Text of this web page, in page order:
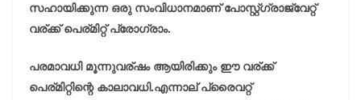
സഹായിക്കുന്ന ഒരു സംവിധാനമാണ് പോസ്റ്റ്ഗ്രാജ്വേറ്റ്
വര്ക്ക് പെര്മിറ്റ് പ്രോഗ്രാം.
പരമാവധി മൂന്നുവര്ഷം ആയിരിക്കും ഈ വര്ക്ക്
പെര്മിറ്റിന്റെ കാലാവധി.എന്നാല് പ്രൈവറ്റ്